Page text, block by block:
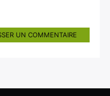
UN COMMENTAIRE